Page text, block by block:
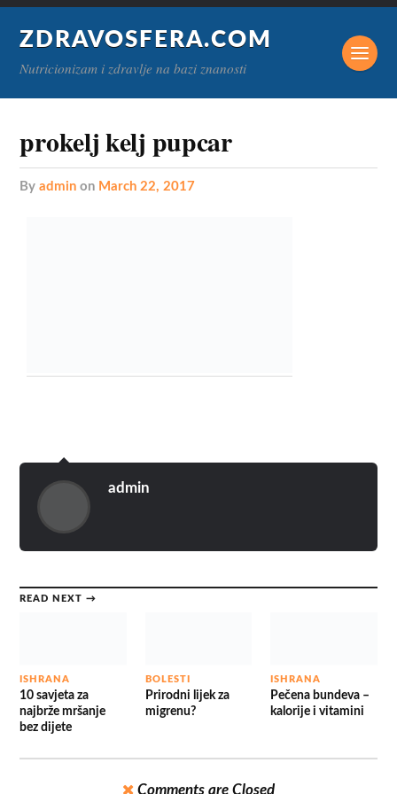
ZDRAVOSFERA.COM
Nutricionizam i zdravlje na bazi znanosti
prokelj kelj pupcar
byadmin on March 22, 2017
admin
READ NEXT →
ISHRANA
10 savjeta za
najbrže mršanje
bez dijete
BOLESTI
Prirodni lijek za
migrenu?
ISHRANA
Pečena bundeva –
kalorije i vitamini
Comments are Closed